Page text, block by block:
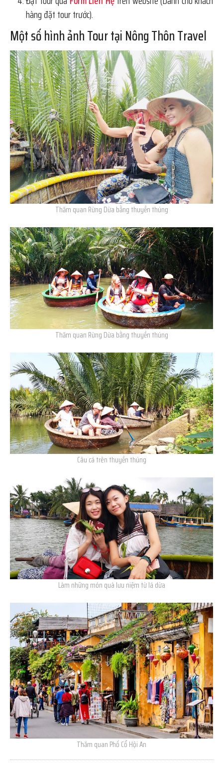
hàng đặt tour trước).
Một số hình ảnh Tour tại Nông Thôn Travel
Thăm quan Rừng Dừa bằng thuyền thúng
Thăm quan Rừng Dừa bằng thuyền thúng
Câu cá trên thuyền thúng
Làm những món quà lưu niệm từ lá dừa
Thăm quan Phố Cổ Hội An